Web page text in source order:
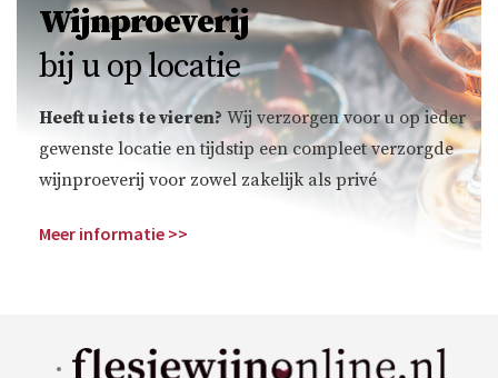
Wijnproeverij
bij u op locatie
Heeft u iets te vieren? Wij verzorgen voor u op ieder
gewenste locatie en tijdstip een compleet verzorgde
wijnproeverij voor zowel zakelijk als privé
Meer informatie >>